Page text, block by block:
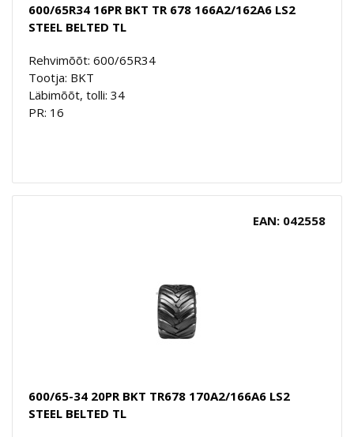
600/65R34 16PR BKT TR 678 166A2/162A6 LS2
STEEL BELTED TL
Rehvimõõt: 600/65R34
Tootja: BKT
Läbimõõt, tolli: 34
PR: 16
EAN: 042558
600/65-34 20PR BKT TR678 170A2/166A6 LS2
STEEL BELTED TL